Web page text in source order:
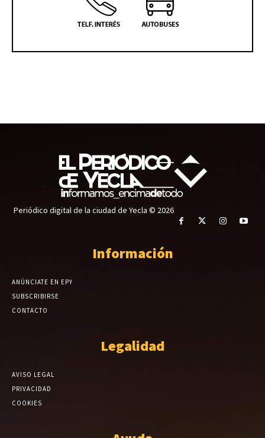
Periódico digital de la ciudad de Yecla © 2026
Información
ANÚNCIATE EN EPY
SUBSCRIBIRSE
CONTACTO
Legalidad
AVISO LEGAL
PRIVACIDAD
COOKIES